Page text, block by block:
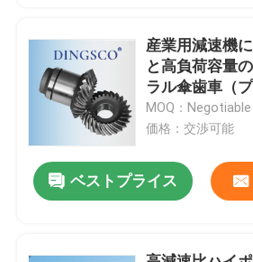
連絡 ください
ニュース
事件
見積もりを依頼する
産業用減速機
と高負荷容量
ラル傘歯車（
み合い）
MOQ：Negotiable
価格：交渉可能
ベストプライス